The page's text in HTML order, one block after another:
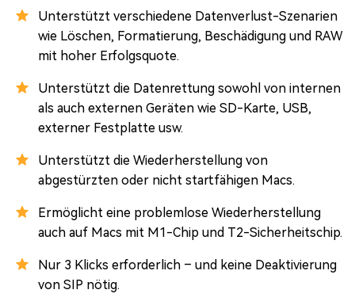
Unterstützt verschiedene Datenverlust-Szenarien
wie Löschen, Formatierung, Beschädigung und RAW
mit hoher Erfolgsquote.
Unterstützt die Datenrettung sowohl von internen
als auch externen Geräten wie SD-Karte, USB,
externer Festplatte usw.
Unterstützt die Wiederherstellung von
abgestürzten oder nicht startfähigen Macs.
Ermöglicht eine problemlose Wiederherstellung
auch auf Macs mit M1-Chip und T2-Sicherheitschip.
Nur 3 Klicks erforderlich – und keine Deaktivierung
von SIP nötig.